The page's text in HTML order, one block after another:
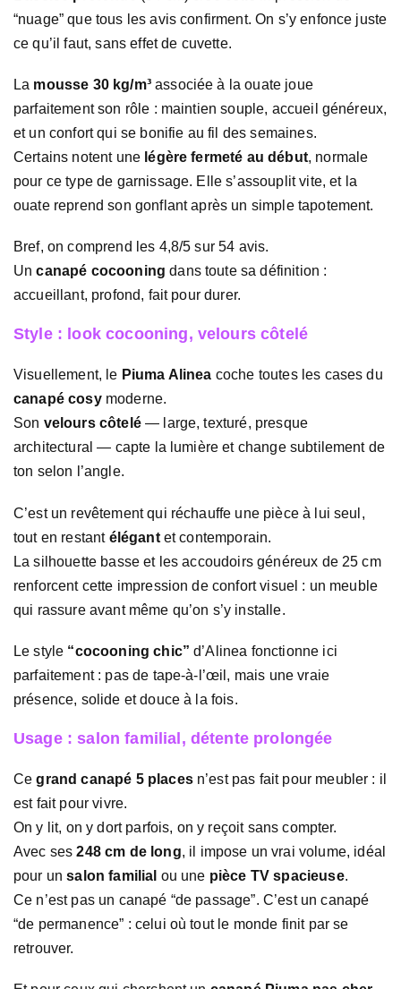
“nuage” que tous les avis confirment. On s’y enfonce juste
ce qu’il faut, sans effet de cuvette.
La mousse 30 kg/m³associée à la ouate joue
parfaitement son rôle : maintien souple, accueil généreux,
et un confort qui se bonifie au fil des semaines.
Certains notent une légère fermeté au début, normale
pour ce type de garnissage. Elle s’assouplit vite, et la
ouate reprend son gonflant après un simple tapotement.
Bref, on comprend les 4,8/5 sur 54 avis.
Uncanapé cocooning dans toute sa définition :
accueillant, profond, fait pour durer.
Style : look cocooning, velours côtelé
Visuellement, le Piuma Alinea coche toutes les cases du
canapé cosymoderne.
Son velours côtelé— large, texturé, presque
architectural — capte la lumière et change subtilement de
ton selon l’angle.
C’est un revêtement qui réchauffe une pièce à lui seul,
tout en restant élégantet contemporain.
La silhouette basse et les accoudoirs généreux de 25 cm
renforcent cette impression de confort visuel : un meuble
qui rassure avant même qu’on s’y installe.
Le style “cocooning chic” d’Alinea fonctionne ici
parfaitement : pas de tape-à-l’œil, mais une vraie
présence, solide et douce à la fois.
Usage : salon familial, détente prolongée
Cegrand canapé 5 placesn’est pas fait pour meubler : il
est fait pour vivre.
On y lit, on y dort parfois, on y reçoit sans compter.
Avec ses248 cm de long, il impose un vrai volume, idéal
pour unsalon familial ou une pièce TV spacieuse.
Ce n’est pas un canapé “de passage”. C’est un canapé
“de permanence” : celui où tout le monde finit par se
retrouver.